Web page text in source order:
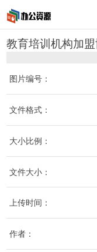
教育培训机构加
图片编号：
文件格式：
大小比例：
文件大小：
上传时间：
作者：